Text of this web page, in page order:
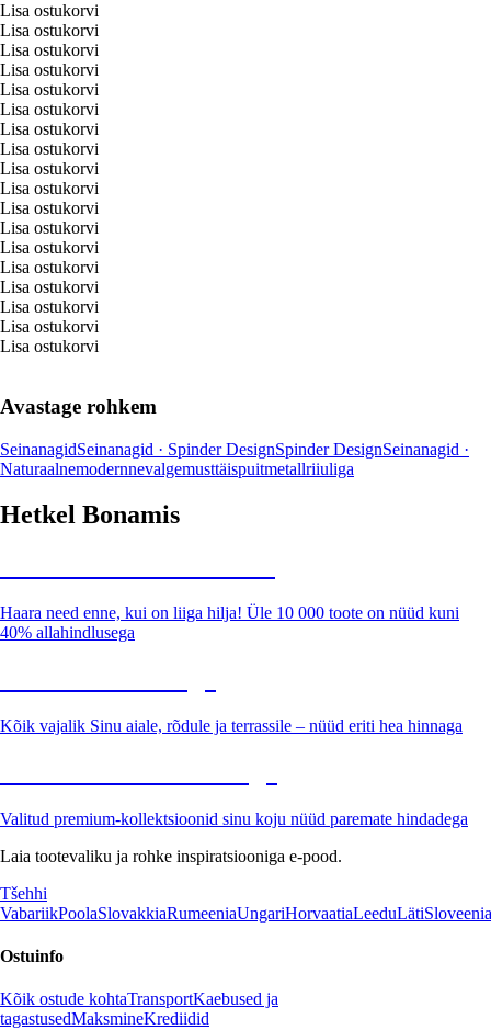
Lisa ostukorvi
Lisa ostukorvi
Lisa ostukorvi
Lisa ostukorvi
Lisa ostukorvi
Lisa ostukorvi
Lisa ostukorvi
Lisa ostukorvi
Lisa ostukorvi
Lisa ostukorvi
Lisa ostukorvi
Lisa ostukorvi
Lisa ostukorvi
Lisa ostukorvi
Lisa ostukorvi
Lisa ostukorvi
Lisa ostukorvi
Lisa ostukorvi
Avastage rohkem
SeinanagidSeinanagid · Spinder DesignSpinder DesignSeinanagid ·
Naturaalnemodernnevalgemusttäispuitmetallriiuliga
Hetkel Bonamis
Haara need enne, kui on liiga hilja! Üle 10 000 toote on nüüd kuni
40% allahindlusega
Kõik vajalik Sinu aiale, rõdule ja terrassile – nüüd eriti hea hinnaga
Valitud premium-kollektsioonid sinu koju nüüd paremate hindadega
Laia tootevaliku ja rohke inspiratsiooniga e-pood.
Tšehhi
VabariikPoolaSlovakkiaRumeeniaUngariHorvaatiaLeeduLätiSloveenia
Ostuinfo
Kõik ostude kohtaTransportKaebused ja
tagastusedMaksmineKrediidid